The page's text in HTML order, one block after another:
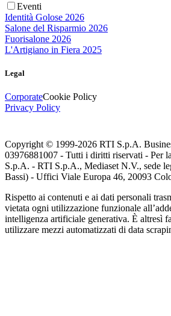
Eventi
Identità Golose 2026
Salone del Risparmio 2026
Fuorisalone 2026
L'Artigiano in Fiera 2025
Legal
CorporateCookie Policy
Privacy Policy
Copyright © 1999-2026 RTI S.p.A.
03976881007 - Tutti i diritti riservati - Per
S.p.A. - RTI S.p.A., Mediaset N.V., sede
Bassi) - Uffici Viale Europa 46, 20093
Rispetto ai contenuti e ai dati personali
vietata ogni utilizzazione funzionale
intelligenza artificiale generativa. È altresì
utilizzare mezzi automatizzati di data